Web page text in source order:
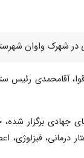
شهرک واوان
آقامحمدی رئیس
محور ۲۰۲۰ محله کم برخوردار کشور
درمانی،